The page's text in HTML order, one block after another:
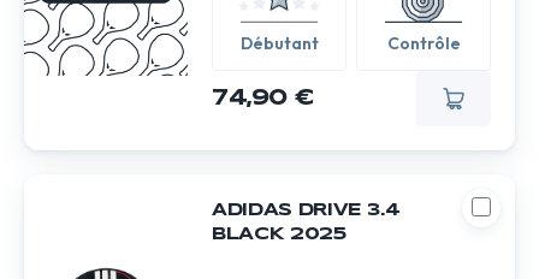
Débutant Contrôle
74,90 €
ADIDAS DRIVE 3.4
BLACK 2025